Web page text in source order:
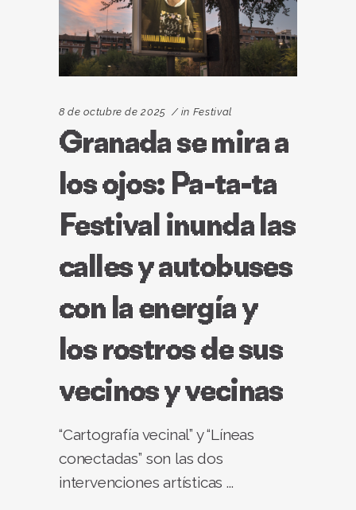
8 de octubre de 2025 in Festival
Granada se mira a
los ojos: Pa-ta-ta
Festival inunda las
calles y autobuses
con la energía y
los rostros de sus
vecinos y vecinas
“Cartografía vecinal” y “Líneas
conectadas” son las dos
intervenciones artísticas